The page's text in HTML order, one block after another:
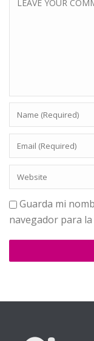
Guarda mi
navegador para